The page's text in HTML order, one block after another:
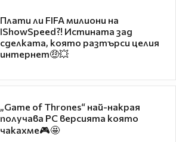
Плати ли FIFA милиони на
IShowSpeed?! Истината зад
сделката, която разтърси целия
интернет🤑💥
„Game of Thrones“ най-накрая
получава PC версията която
чакахме🎮🤩